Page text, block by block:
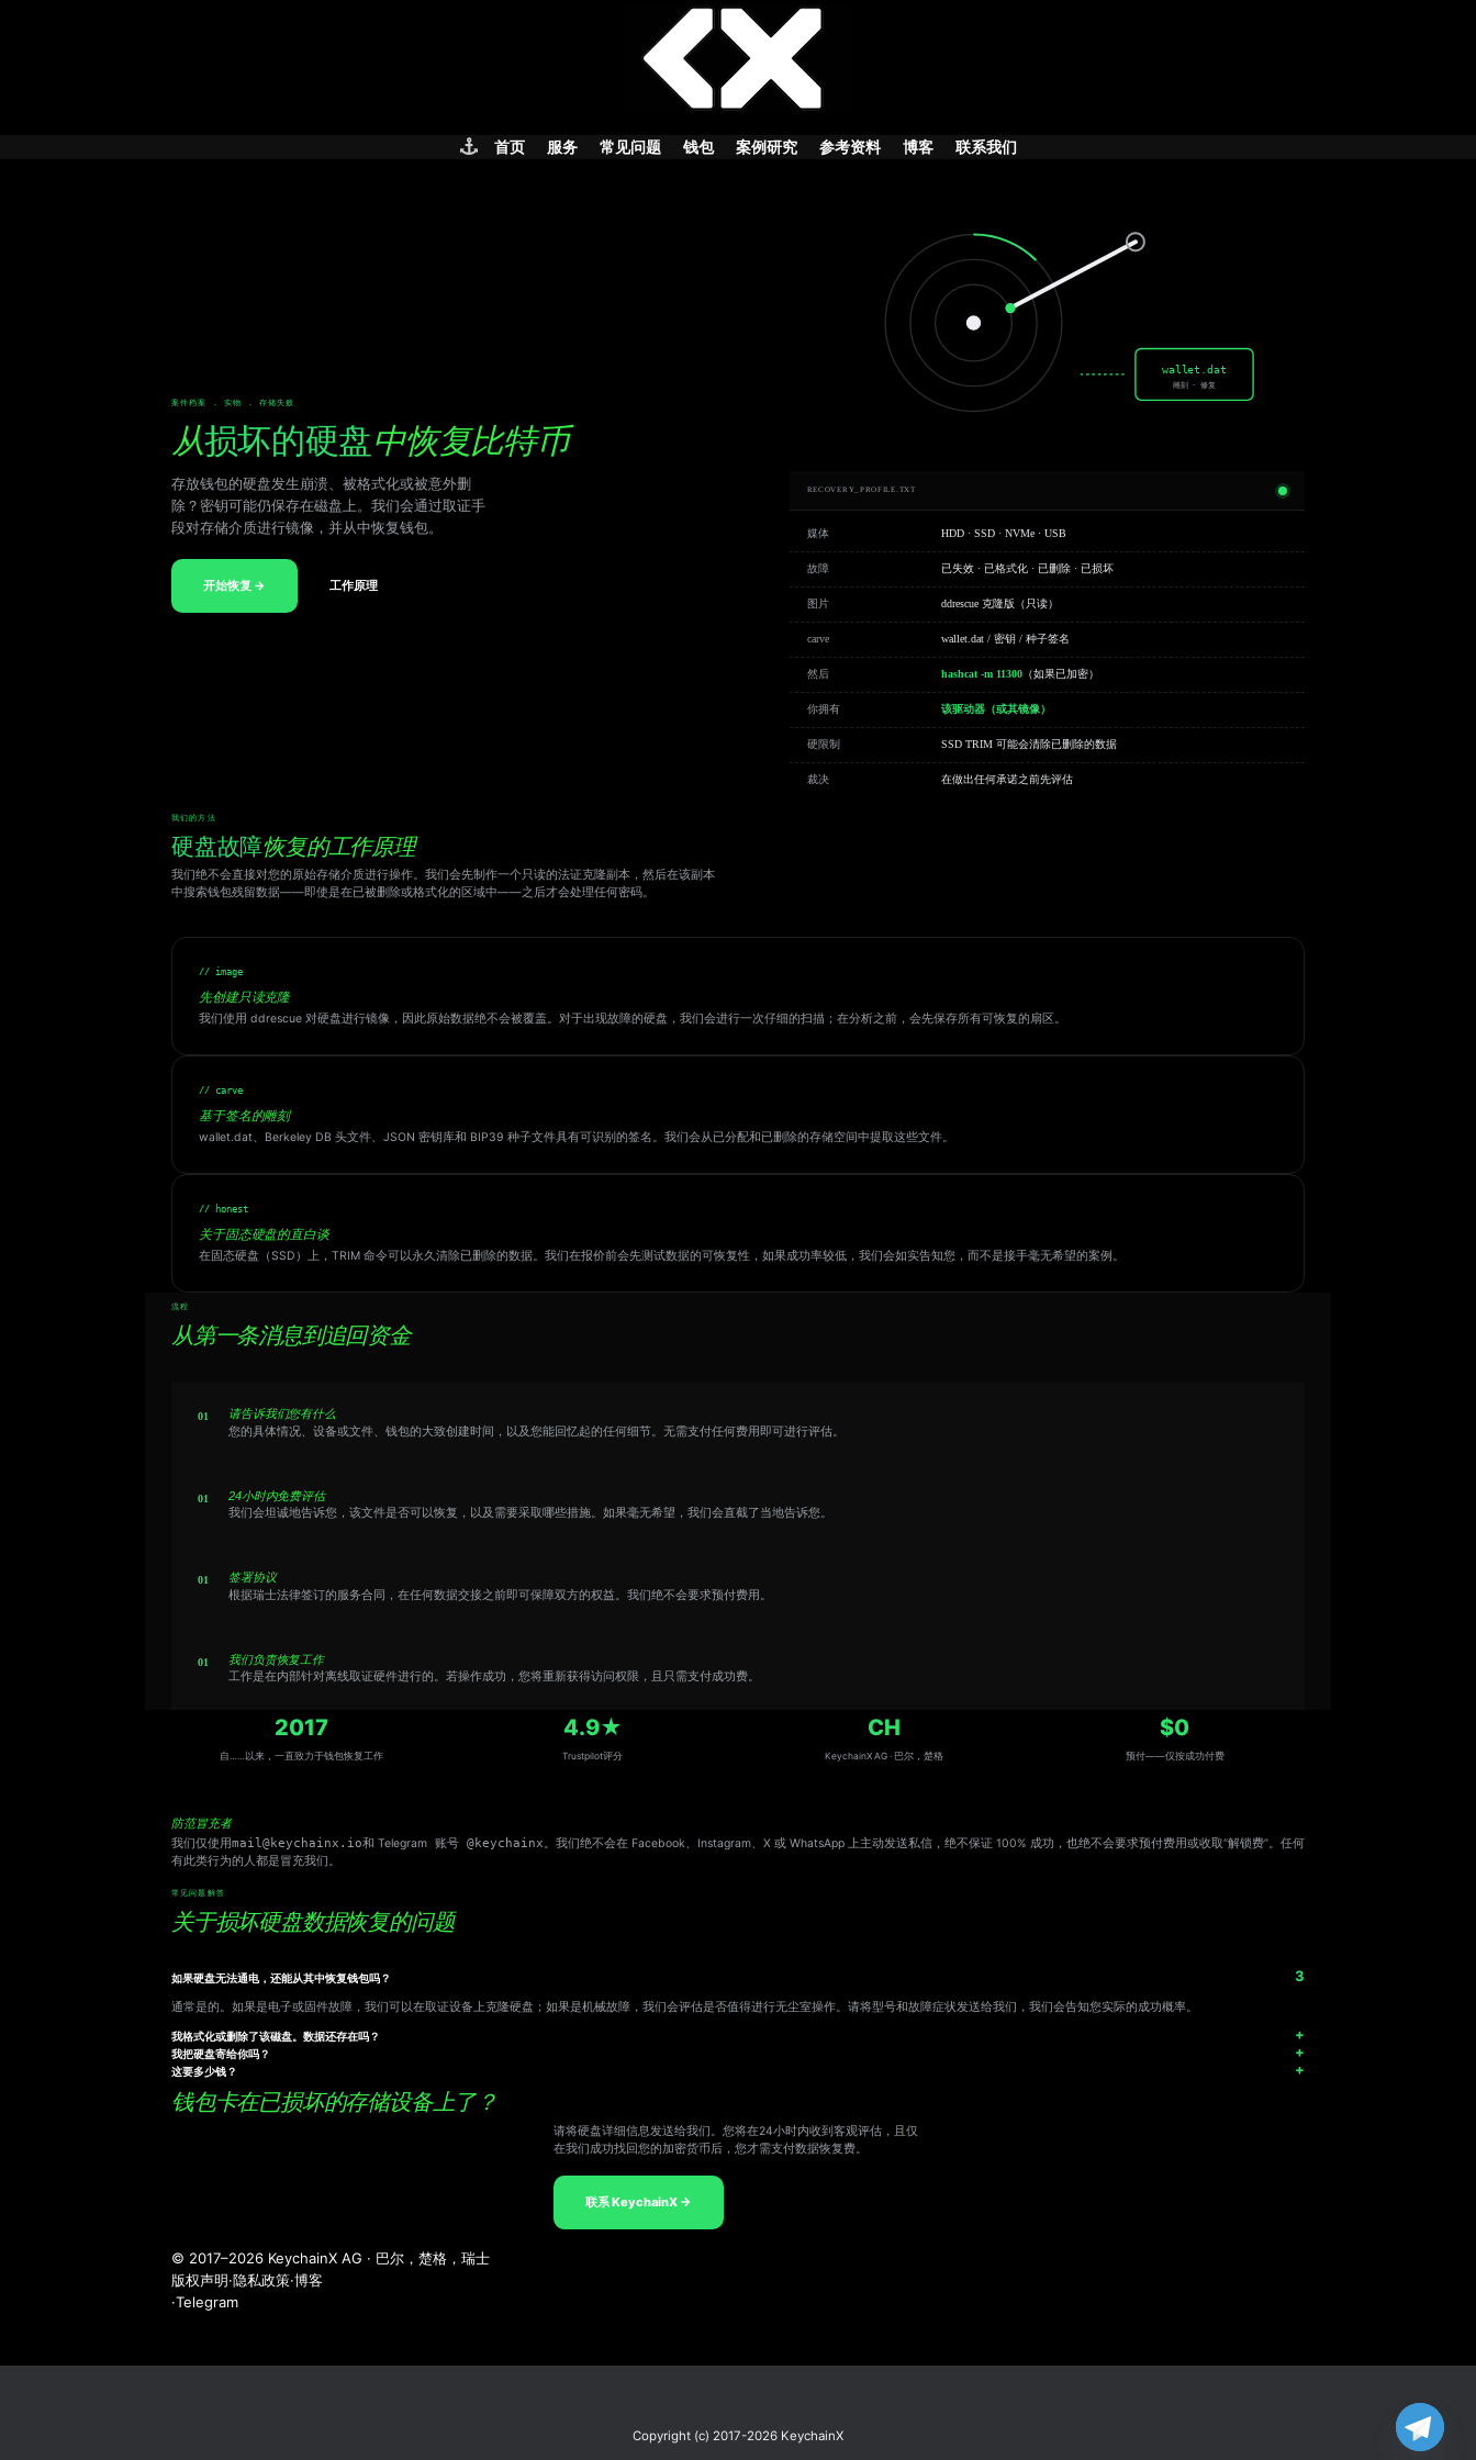
首页 服务 常见问题 钱包 案例研究 参考资料 博客 联系我们
案件档案 . 实物 . 存储失败
从损坏的硬盘中恢复比特币
存放钱包的硬盘发生崩溃、被格式化或被意外删
除？密钥可能仍保存在磁盘上。我们会通过取证手
段对存储介质进行镜像，并从中恢复钱包。
开始恢复 → 工作原理
wallet.dat
雕刻 · 修复
RECOVERY_PROFILE.TXT
媒体 HDD · SSD · NVMe · USB
故障 已失效 · 已格式化 · 已删除 · 已损坏
图片 ddrescue 克隆版（只读）
carve wallet.dat / 密钥 / 种子签名
然后 hashcat -m 11300（如果已加密）
你拥有 该驱动器（或其镜像）
硬限制 SSD TRIM 可能会清除已删除的数据
裁决 在做出任何承诺之前先评估
我们的方法
硬盘故障恢复的工作原理
我们绝不会直接对您的原始存储介质进行操作。我们会先制作一个只读的法证克隆副本，然后在该副本
中搜索钱包残留数据——即使是在已被删除或格式化的区域中——之后才会处理任何密码。
// image
先创建只读克隆
我们使用 ddrescue 对硬盘进行镜像，因此原始数据绝不会被覆盖。对于出现故障的硬盘，我们会进行一次仔细的扫描；在分析之前，会先保存所有可恢复的扇区。
// carve
基于签名的雕刻
wallet.dat、Berkeley DB 头文件、JSON 密钥库和 BIP39 种子文件具有可识别的签名。我们会从已分配和已删除的存储空间中提取这些文件。
// honest
关于固态硬盘的直白谈
在固态硬盘（SSD）上，TRIM 命令可以永久清除已删除的数据。我们在报价前会先测试数据的可恢复性，如果成功率较低，我们会如实告知您，而不是接手毫无希望的案例。
流程
从第一条消息到追回资金
请告诉我们您有什么
您的具体情况、设备或文件、钱包的大致创建时间，以及您能回忆起的任何细节。无需支付任何费用即可进行评估。
24小时内免费评估
我们会坦诚地告诉您，该文件是否可以恢复，以及需要采取哪些措施。如果毫无希望，我们会直截了当地告诉您。
签署协议
根据瑞士法律签订的服务合同，在任何数据交接之前即可保障双方的权益。我们绝不会要求预付费用。
我们负责恢复工作
工作是在内部针对离线取证硬件进行的。若操作成功，您将重新获得访问权限，且只需支付成功费。
2017
自……以来，一直致力于钱包恢复工作
4.9★
Trustpilot评分
CH
KeychainX AG · 巴尔，楚格
$0
预付——仅按成功付费
防范冒充者
我们仅使用mail@keychainx.io和 Telegram 账号 @keychainx。我们绝不会在 Facebook、Instagram、X 或 WhatsApp 上主动发送私信，绝不保证 100% 成功，也绝不会要求预付费用或收取“解锁费”。任何
有此类行为的人都是冒充我们。
常见问题解答
关于损坏硬盘数据恢复的问题
如果硬盘无法通电，还能从其中恢复钱包吗？
通常是的。如果是电子或固件故障，我们可以在取证设备上克隆硬盘；如果是机械故障，我们会评估是否值得进行无尘室操作。请将型号和故障症状发送给我们，我们会告知您实际的成功概率。
我格式化或删除了该磁盘。数据还存在吗？
我把硬盘寄给你吗？
这要多少钱？
钱包卡在已损坏的存储设备上了？
请将硬盘详细信息发送给我们。您将在24小时内收到客观评估，且仅
在我们成功找回您的加密货币后，您才需支付数据恢复费。
联系 KeychainX →
© 2017–2026 KeychainX AG · 巴尔，楚格，瑞士
版权声明·隐私政策·博客
·Telegram
Copyright (c) 2017-2026 KeychainX